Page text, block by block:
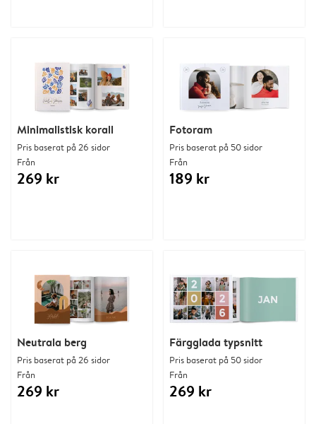
Minimalistisk korall
Pris baserat på 26 sidor
Från
269 kr
Neutrala berg
Pris baserat på 26 sidor
Från
269 kr
Färgglada typsnitt
Pris baserat på 50 sidor
Från
269 kr
Fotoram
Pris baserat på 50 sidor
Från
189 kr